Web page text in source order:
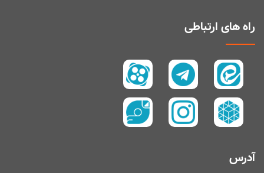
پیامبر امّی (صلی الله علیه و آله و سلم)
تفسیر سورۀ کوثر
سال 1397
سال 1395
راه های ارتباطی
آدرس